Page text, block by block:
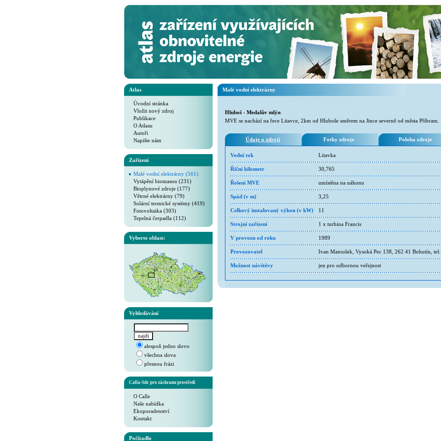
Atlas
Úvodní stránka
Vložit nový zdroj
Publikace
O Atlasu
Autoři
Napište nám
Zařízení
Malé vodní elektrárny (561)
Vytápění biomasou (231)
Bioplynové zdroje (177)
Větrné elektrárny (79)
Solární termické systémy (419)
Fotovoltaika (303)
Tepelná čerpadla (112)
Vyberte oblast:
Vyhledávání
alespoň jedno slovo
všechna slova
přesnou frázi
Calla-Sdr. pro záchranu prostředí
O Calle
Naše nabídka
Ekoporadenství
Kontakt
Počítadlo
Malé vodní elektrárny
Hluboš - Medalův mlýn
MVE se nachází na řece Litavce, 2km od Hluboše směrem na Jince severně od města Příbram.
Údaje o zdroji Fotky zdroje Poloha zdroje
Vodní tok Litavka
Říční kilometr 30,765
Řešení MVE umístěna na náhonu
Spád (v m) 3,25
Celkový instalovaný výkon (v kW) 11
Strojní zařízení 1 x turbina Francis
V provozu od roku 1989
Provozovatel Ivan Matoušek, Vysoká Pec 138, 262 41 Bohutín,
Možnost návštěvy jen pro odbornou veřejnost